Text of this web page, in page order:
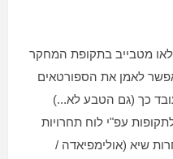
לאו מטבייב בתקופת המחקר
1956 הוא שאי אפשר לאמן את הספורטאים
כך (גם הטבע לא...)
עפ"י לוח תחרויות
שיא (אולימפיאדה /